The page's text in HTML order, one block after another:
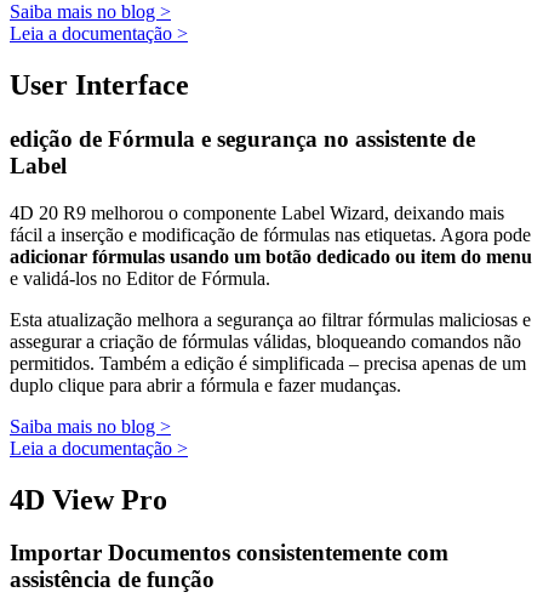
Saiba mais no blog >
Leia a documentação >
User Interface
edição de Fórmula e segurança no assistente de
Label
4D 20 R9 melhorou o componente Label Wizard, deixando mais
fácil a inserção e modificação de fórmulas nas etiquetas. Agora pode
adicionar fórmulas usando um botão dedicado ou item do menu
e validá-los no Editor de Fórmula.
Esta atualização melhora a segurança ao filtrar fórmulas maliciosas e
assegurar a criação de fórmulas válidas, bloqueando comandos não
permitidos. Também a edição é simplificada – precisa apenas de um
duplo clique para abrir a fórmula e fazer mudanças.
Saiba mais no blog >
Leia a documentação >
4D View Pro
Importar Documentos consistentemente com
assistência de função